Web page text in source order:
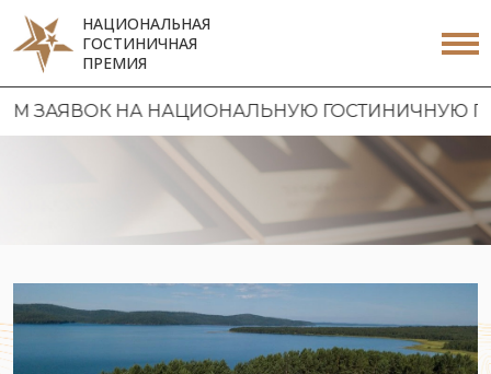
НАЦИОНАЛЬНАЯ
ГОСТИНИЧНАЯ
ПРЕМИЯ
НА НАЦИОНАЛЬНУЮ ГОСТИНИЧНУЮ ПРЕМИЮ